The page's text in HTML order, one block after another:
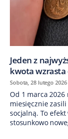
Jeden z
kwota wzrasta
Sobota, 28 lutego 2026
Od 1 marca 2026
miesięcznie
socjalną. To
stosunkowo